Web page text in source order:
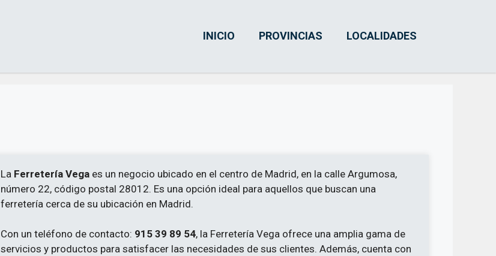
INICIO PROVINCIAS LOCALIDADES
La Ferretería Vegaes un negocio ubicado en el centro de Madrid, en la calle Argumosa,
número 22, código postal 28012. Es una opción ideal para aquellos que buscan una
ferretería cerca de su ubicación en Madrid.
Con un teléfono de contacto: 915 39 89 54, la Ferretería Vega ofrece una amplia gama de
servicios y productos para satisfacer las necesidades de sus clientes. Además, cuenta con